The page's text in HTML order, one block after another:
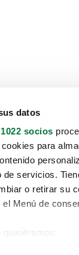
datos
socios
para
de servicios.
o retirar su
Menú de